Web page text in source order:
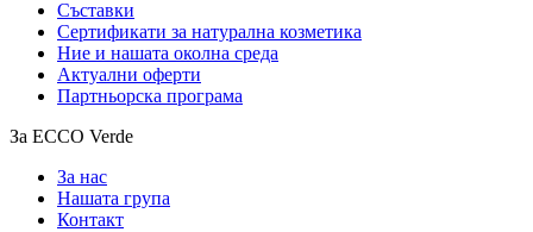
Съставки
Сертификати за натурална козметика
Ние и нашата околна среда
Актуални оферти
Партньорска програма
За ECCO Verde
За нас
Нашата група
Контакт